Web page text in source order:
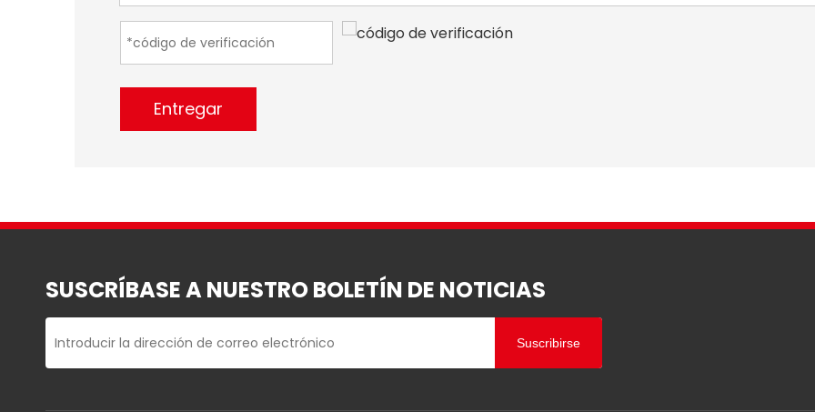
Entregar
SUSCRÍBASE A NUESTRO BOLETÍN DE NOTICIAS
Suscribirse